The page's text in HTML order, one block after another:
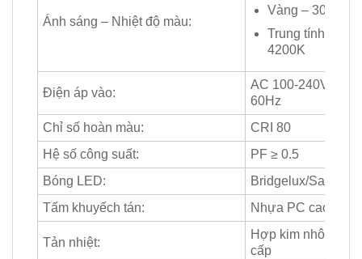
Ánh sáng – Nhiệt độ màu:
Vàng – 3000K
Trung tính –
4200K
Điện áp vào:
AC 100-240V/50-
60Hz
Chỉ số hoàn màu:
CRI 80
Hệ số công suất:
PF ≥ 0.5
Bóng LED:
Bridgelux/
Tấm khuyếch tán:
Nhựa PC cao cấp
Tản nhiệt:
Hợp kim nhôm cao
cấp